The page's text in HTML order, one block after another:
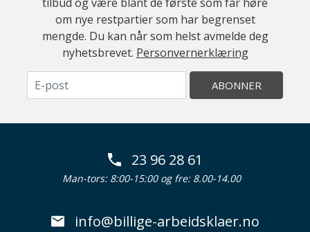
om nye restpartier som har begrenset
mengde. Du kan når som helst avmelde deg
nyhetsbrevet. Personvernerklæring
ABONNER
23 96 28 61
Man-tors: 8:00-15:00 og fre: 8.00-14.00
info@billige-arbeidsklaer.no